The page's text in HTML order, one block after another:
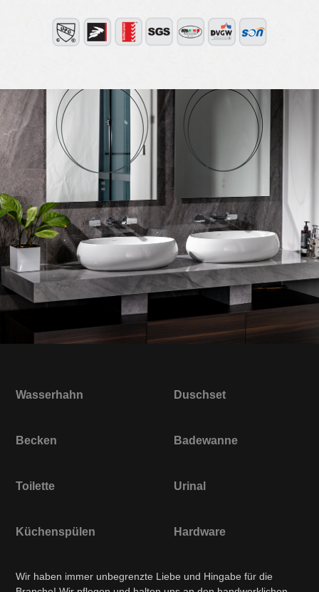
Wasserhahn Duschset
Becken Badewanne
Toilette Urinal
Küchenspülen Hardware
Wir haben immer unbegrenzte Liebe und Hingabe für die